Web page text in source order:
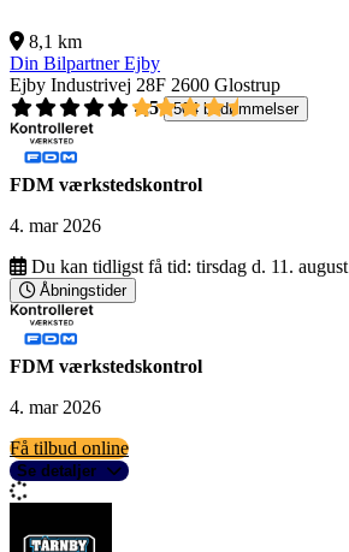
8,1 km
Din Bilpartner Ejby
Ejby Industrivej 28F 2600 Glostrup
4,5
504 bedømmelser
FDM værkstedskontrol
4. mar 2026
Du kan tidligst få tid: tirsdag d. 11. august
Åbningstider
FDM værkstedskontrol
4. mar 2026
Få tilbud online
Se detaljer